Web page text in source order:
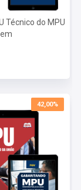
Técnico do MPU
42,00%